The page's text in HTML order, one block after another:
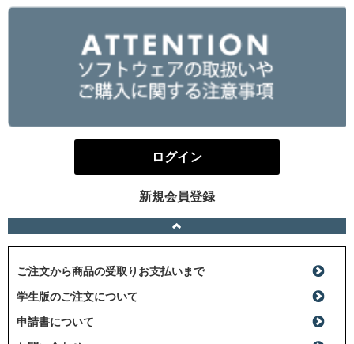
ログイン
新規会員登録
ご注文から商品の受取りお支払いまで
学生版のご注文について
申請書について